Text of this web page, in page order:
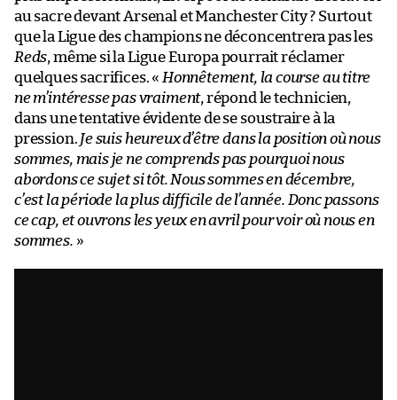
au sacre devant Arsenal et Manchester City ? Surtout
que la Ligue des champions ne déconcentrera pas les
Reds, même si la Ligue Europa pourrait réclamer
quelques sacrifices. « Honnêtement, la course au titre
ne m’intéresse pas vraiment, répond le technicien,
dans une tentative évidente de se soustraire à la
pression. Je suis heureux d’être dans la position où nous
sommes, mais je ne comprends pas pourquoi nous
abordons ce sujet si tôt. Nous sommes en décembre,
c’est la période la plus difficile de l’année. Donc passons
ce cap, et ouvrons les yeux en avril pour voir où nous en
sommes. »